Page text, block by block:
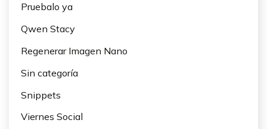
Pruebalo ya
Qwen Stacy
Regenerar Imagen Nano
Sin categoría
Snippets
Viernes Social